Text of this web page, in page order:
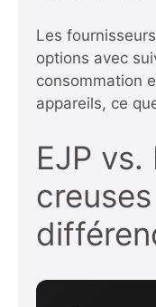
Les
options avec
consommation
appareils, ce
EJP vs.